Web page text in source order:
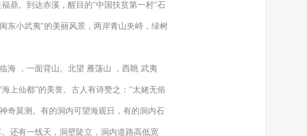
。到达赤溪，醒目的"中国扶贫第一村"石
东小武夷”的美丽风景，两岸青山夹峙，绿树
海 ，一面背山。北望 雁荡山 ，西眺 武夷
上仙都”的美誉。古人有诗赞之："太姥无俗
奇莫测。有的洞内可望海观日，有的洞内石
还有一线天，洞壁陡立，洞内道路高低宽